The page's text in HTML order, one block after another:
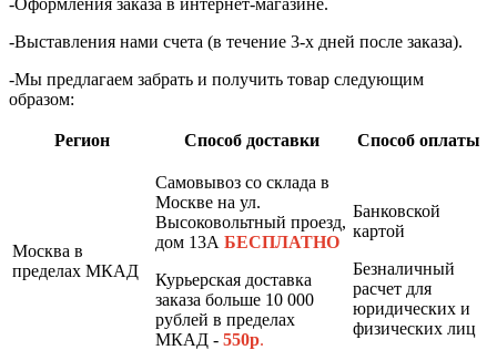
-Выставления нами счета (в течение 3-х дней после заказа).
-Мы предлагаем забрать и получить товар следующим
образом:
Регион Способ доставки Способ оплаты
Москва в
пределах МКАД
Самовывоз со склада в
Москве на ул.
Высоковольтный проезд,
дом 13А БЕСПЛАТНО
Курьерская доставка
заказа больше 10 000
рублей в пределах
МКАД - 550р.
Банковской
картой
Безналичный
расчет для
юридических и
физических лиц